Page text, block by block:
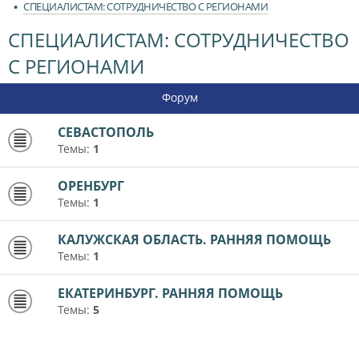
СПЕЦИАЛИСТАМ: СОТРУДНИЧЕСТВО С РЕГИОНАМИ
СПЕЦИАЛИСТАМ: СОТРУДНИЧЕСТВО
С РЕГИОНАМИ
Форум
СЕВАСТОПОЛЬ
Темы: 1
ОРЕНБУРГ
Темы: 1
КАЛУЖСКАЯ ОБЛАСТЬ. РАННЯЯ ПОМОЩЬ
Темы: 1
ЕКАТЕРИНБУРГ. РАННЯЯ ПОМОЩЬ
Темы: 5